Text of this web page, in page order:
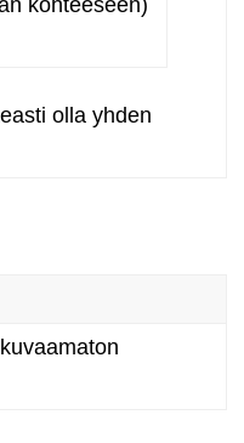
kohteeseen)
olla yhden